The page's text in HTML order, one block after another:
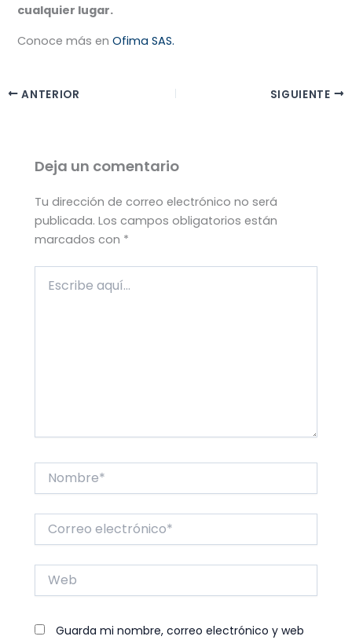
cualquier lugar.
Conoce más enOfima SAS.
ANTERIOR SIGUIENTE
Deja un comentario
Tu dirección de correo electrónico no será
publicada. Los campos obligatorios están
marcados con *
aquí...
Nombre*
electrónico*
Guarda mi nombre, correo electrónico y web